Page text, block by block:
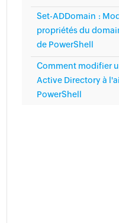
Set-ADDomain :
propriétés du
de PowerShell
Comment modifier
Active Directory à
PowerShell